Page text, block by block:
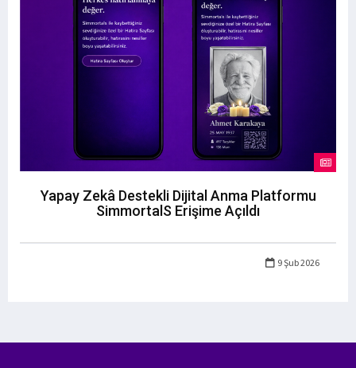
Yapay Zekâ Destekli Dijital Anma Platformu
SimmortalS Erişime Açıldı
9 Şub 2026